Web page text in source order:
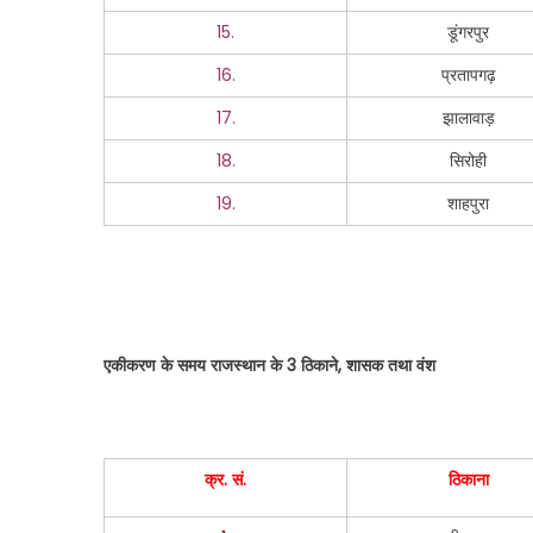
15.
डूंगरपुर
16.
प्रतापगढ़
17.
झालावाड़
18.
सिरोही
19.
शाहपुरा
एकीकरण के समय राजस्थान के3 ठिकाने, शासक तथा वंश
क्र. सं. ठिकाना